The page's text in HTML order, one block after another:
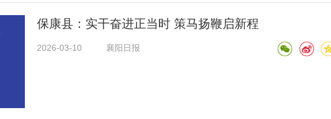
保康县：实干奋进正当时 策马扬鞭启新程
2026-03-10 襄阳日报